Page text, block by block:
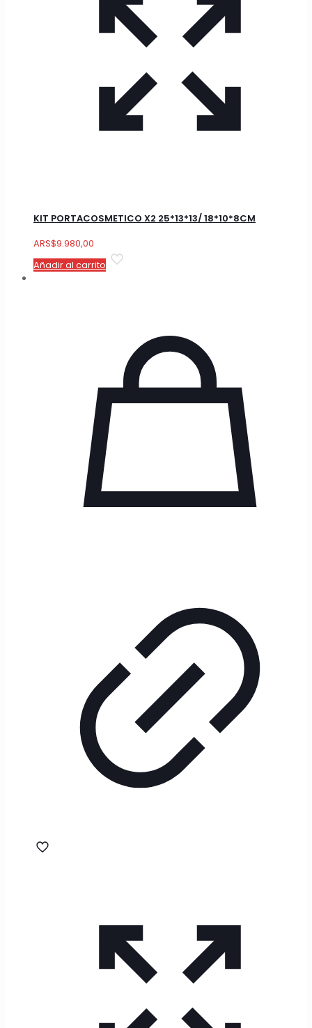
KIT PORTACOSMETICO X2 25*13*13/ 18*10*8CM
ARS$9.980,00
Añadir al carrito